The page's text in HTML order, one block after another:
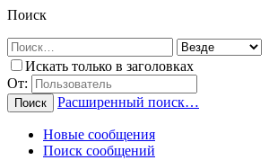
Поиск
Искать только в заголовках
От:
Поиск Расширенный поиск…
Новые сообщения
Поиск сообщений